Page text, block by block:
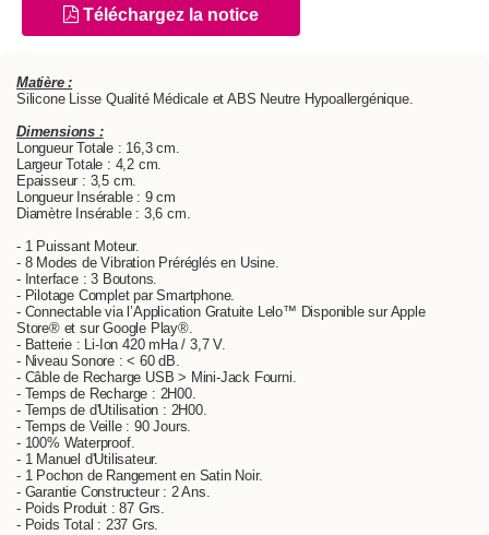
Téléchargez la notice
Matière :
Silicone Lisse Qualité Médicale et ABS Neutre Hypoallergénique.
Dimensions :
Longueur Totale : 16,3 cm.
Largeur Totale : 4,2 cm.
Epaisseur : 3,5 cm.
Longueur Insérable : 9 cm
Diamètre Insérable : 3,6 cm.
- 1 Puissant Moteur.
- 8 Modes de Vibration Préréglés en Usine.
- Interface : 3 Boutons.
- Pilotage Complet par Smartphone.
- Connectable via l’Application Gratuite Lelo™ Disponible sur Apple
Store® et sur Google Play®.
- Batterie : Li-Ion 420 mHa / 3,7 V.
- Niveau Sonore : < 60 dB.
- Câble de Recharge USB > Mini-Jack Fourni.
- Temps de Recharge : 2H00.
- Temps de d'Utilisation : 2H00.
- Temps de Veille : 90 Jours.
- 100% Waterproof.
- 1 Manuel d'Utilisateur.
- 1 Pochon de Rangement en Satin Noir.
- Garantie Constructeur : 2 Ans.
- Poids Produit : 87 Grs.
- Poids Total : 237 Grs.